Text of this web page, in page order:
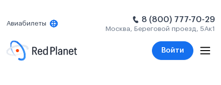
Авиабилеты 8 (800) 777-70-29
Москва, Береговой проезд, 5Ак1
Войти